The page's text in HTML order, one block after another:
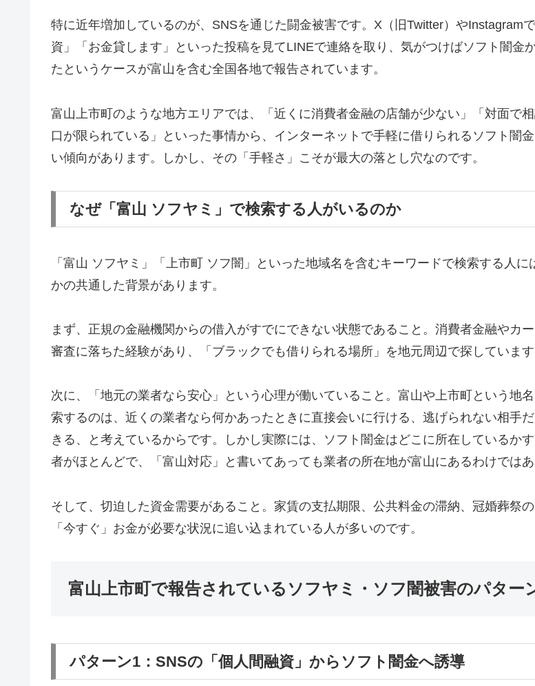
特に近年増加しているのが、SNSを通じた闘金被害です。X（旧Twitter）やInstagram
資」「お金貸します」といった投稿を見てLINEで連絡を取り、気がつけばソフト闇金
たというケースが富山を含む全国各地で報告されています。
富山上市町のような地方エリアでは、「近くに消費者金融の店舗が少ない」「対面で
口が限られている」といった事情から、インターネットで手軽に借りられるソフト闇
い傾向があります。しかし、その「手軽さ」こそが最大の落とし穴なのです。
なぜ「富山 ソフヤミ」で検索する人がいるのか
「富山 ソフヤミ」「上市町 ソフ闇」といった地域名を含むキーワードで検索する人に
かの共通した背景があります。
まず、正規の金融機関からの借入がすでにできない状態であること。消費者金融やカ
審査に落ちた経験があり、「ブラックでも借りられる場所」を地元周辺で探しています
次に、「地元の業者なら安心」という心理が働いていること。富山や上市町という地
索するのは、近くの業者なら何かあったときに直接会いに行ける、逃げられない相手
きる、と考えているからです。しかし実際には、ソフト闇金はどこに所在しているか
者がほとんどで、「富山対応」と書いてあっても業者の所在地が富山にあるわけではあ
そして、切迫した資金需要があること。家賃の支払期限、公共料金の滞納、冠婚葬祭の
「今すぐ」お金が必要な状況に追い込まれている人が多いのです。
富山上市町で報告されているソフヤミ・ソフ闇被害のパター
パターン1：SNSの「個人間融資」からソフト闇金へ誘導